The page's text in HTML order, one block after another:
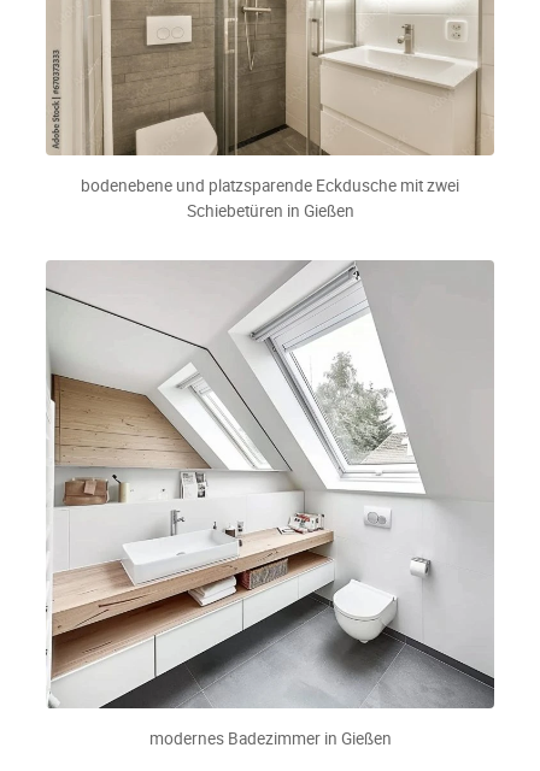
bodenebene und platzsparende Eckdusche mit zwei
Schiebetüren in Gießen
modernes Badezimmer in Gießen